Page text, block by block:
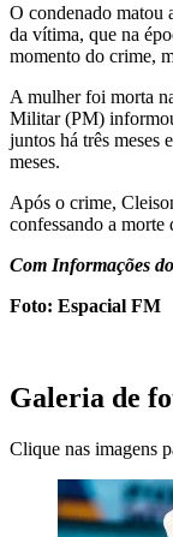
O condenado
da vítima, que na
momento do crime,
A mulher foi morta
Militar (PM)
juntos há três meses
meses.
Após o crime,
confessando a
Com Informações
Foto: Espacial FM
Galeria de
Clique nas imagens